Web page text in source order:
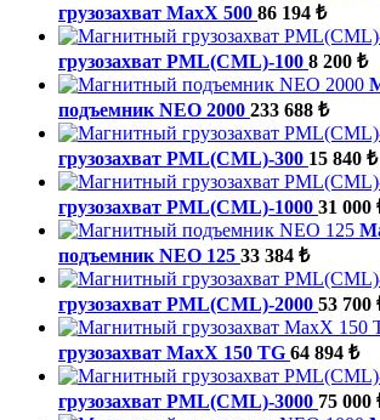
грузозахват МахХ 500 86 194 ₺
грузозахват PML(CML)-100 8 200 ₺
подъемник NEO 2000 233 688 ₺
грузозахват PML(CML)-300 15 840 ₺
грузозахват PML(CML)-1000 31 000
подъемник NEO 125 33 384 ₺
грузозахват PML(CML)-2000 53 700
грузозахват МахХ 150 TG 64 894 ₺
грузозахват PML(CML)-3000 75 000